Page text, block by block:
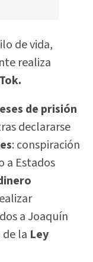
de vida,
realiza
de prisión
declararse
: conspiración
a Estados
a Joaquín
de la Ley